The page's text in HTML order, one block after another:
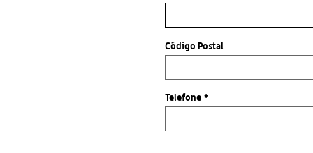
Código Postal
Telefone *